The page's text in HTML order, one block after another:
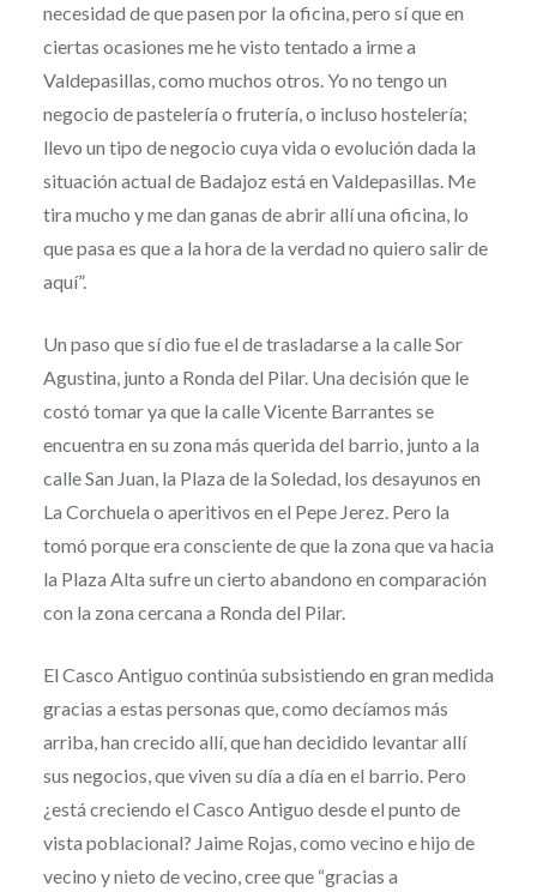
necesidad de que pasen por la oficina, pero sí que en
ciertas ocasiones me he visto tentado a irme a
Valdepasillas, como muchos otros. Yo no tengo un
negocio de pastelería o frutería, o incluso hostelería;
llevo un tipo de negocio cuya vida o evolución dada la
situación actual de Badajoz está en Valdepasillas. Me
tira mucho y me dan ganas de abrir allí una oficina, lo
que pasa es que a la hora de la verdad no quiero salir de
aquí”.
Un paso que sí dio fue el de trasladarse a la calle Sor
Agustina, junto a Ronda del Pilar. Una decisión que le
costó tomar ya que la calle Vicente Barrantes se
encuentra en su zona más querida del barrio, junto a la
calle San Juan, la Plaza de la Soledad, los desayunos en
La Corchuela o aperitivos en el Pepe Jerez. Pero la
tomó porque era consciente de que la zona que va hacia
la Plaza Alta sufre un cierto abandono en comparación
con la zona cercana a Ronda del Pilar.
El Casco Antiguo continúa subsistiendo en gran medida
gracias a estas personas que, como decíamos más
arriba, han crecido allí, que han decidido levantar allí
sus negocios, que viven su día a día en el barrio. Pero
¿está creciendo el Casco Antiguo desde el punto de
vista poblacional? Jaime Rojas, como vecino e hijo de
vecino y nieto de vecino, cree que “gracias a